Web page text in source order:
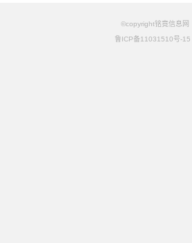
©copyright铭竟信息网
鲁ICP备11031510号-15